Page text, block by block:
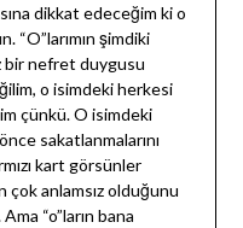
dikkat edeceğim ki o
“O”larımın şimdiki
bir nefret duygusu
o isimdeki herkesi
çünkü. O isimdeki
sakatlanmalarını
kart görsünler
çok anlamsız olduğunu
“o”ların bana